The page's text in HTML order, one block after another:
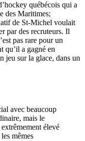
québécois qui a
des Maritimes;
de St-Michel voulait
par des recruteurs. Il
pas rare pour un
qu’il a gagné en
jeu sur la glace, dans un
avec beaucoup
mais le
élevé
mêmes